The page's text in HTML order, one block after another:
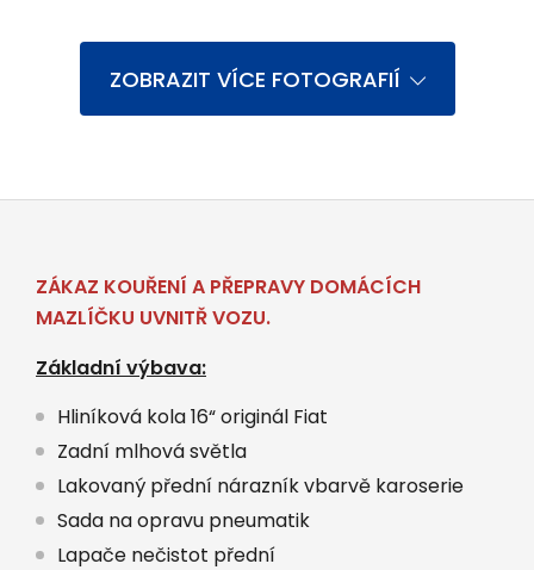
ZOBRAZIT VÍCE FOTOGRAFIÍ
ZÁKAZ KOUŘENÍ A PŘEPRAVY DOMÁCÍCH
MAZLÍČKU UVNITŘ VOZU.
Základní výbava:
Hliníková kola 16“ originál Fiat
Zadní mlhová světla
Lakovaný přední nárazník vbarvě karoserie
Sada na opravu pneumatik
Lapače nečistot přední